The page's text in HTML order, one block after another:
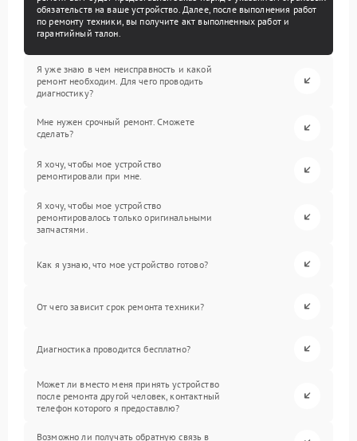
обязательств на ваше устройство. Далее, после выполнения работ
по ремонту техники, вы получите акт выполненных работ и
гарантийный талон.
Я уже знаю в чем неисправность и какой
ремонт необходим. Для чего проводить
диагностику?
Мне нужен срочный ремонт. Сможете
сделать?
Я хочу, чтобы мое устройство
ремонтировали при мне.
Я хочу, чтобы мое устройство
ремонтировалось только оригинальными
запчастями.
Как я узнаю, что мое устройство готово?
От чего зависит срок ремонта техники?
Диагностика проводится бесплатно?
Может ли вместо меня принять устройство
после ремонта другой человек, контактный
телефон которого я предоставлю?
Возможно ли получать обратную связь в